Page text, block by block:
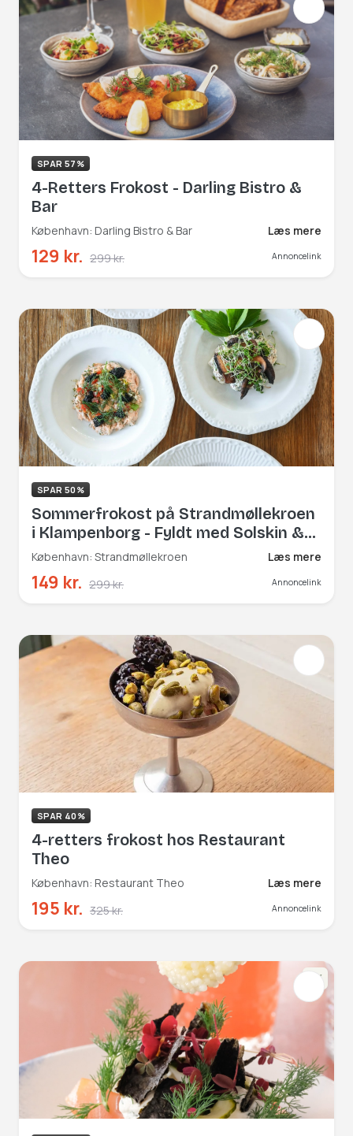
SPAR 57%
4-Retters Frokost - Darling Bistro &
Bar
København: Darling Bistro & Bar Læs mere
129 kr. 299 kr. Annoncelink
SPAR 50%
Sommerfrokost på Strandmøllekroen
i Klampenborg - Fyldt med Solskin &
Kærlighed
København: Strandmøllekroen Læs mere
149 kr. 299 kr. Annoncelink
SPAR 40%
4-retters frokost hos Restaurant
Theo
København: Restaurant Theo Læs mere
195 kr. 325 kr. Annoncelink
NY